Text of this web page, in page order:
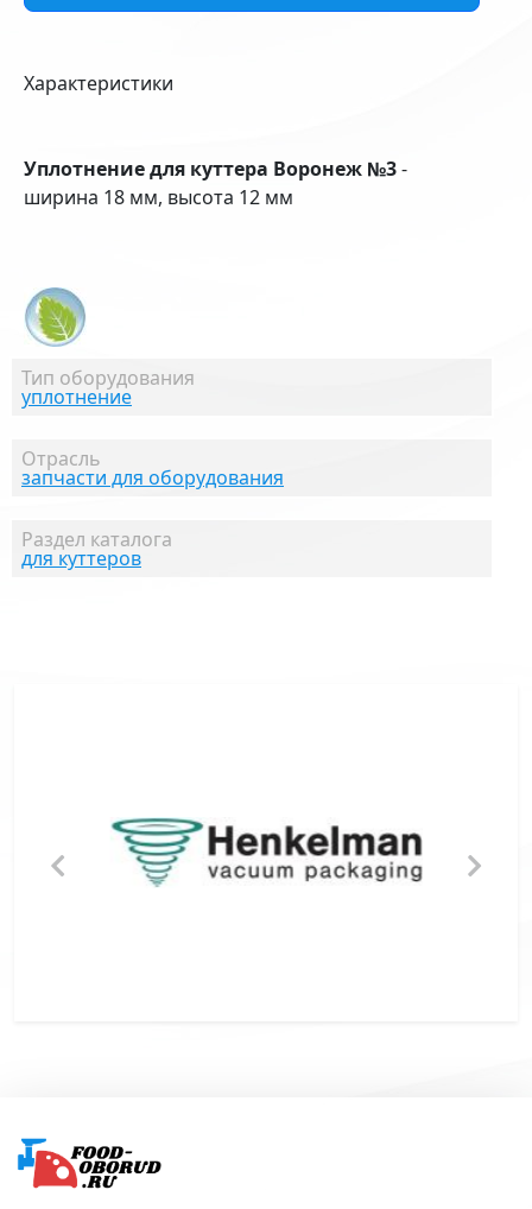
Тип оборудования
уплотнение
Отрасль
запчасти для оборудования
Раздел каталога
для куттеров
Характеристики
Уплотнение для куттера Воронеж №3-
ширина 18 мм, высота 12 мм